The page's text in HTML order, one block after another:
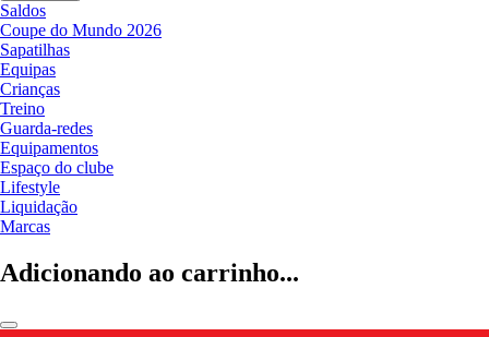
Saldos
Coupe do Mundo 2026
Sapatilhas
Equipas
Crianças
Treino
Guarda-redes
Equipamentos
Espaço do clube
Lifestyle
Liquidação
Marcas
Adicionando ao carrinho...